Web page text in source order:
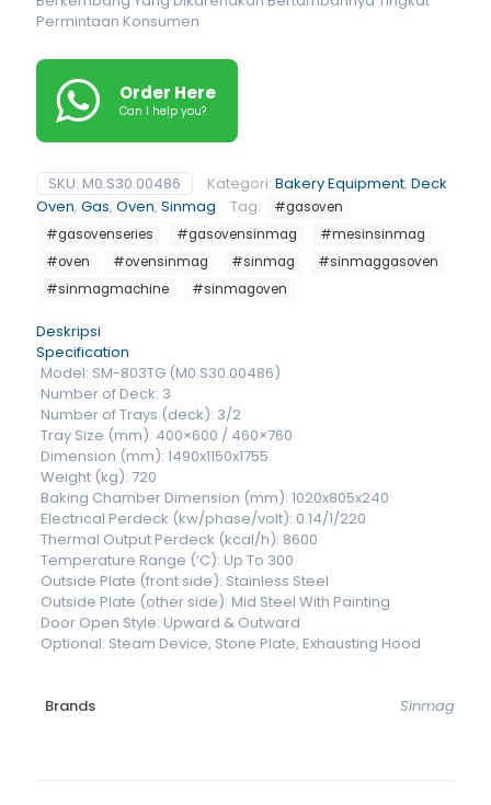
Permintaan Konsumen
Order Here
Can I help you?
SKU: M0.S30.00486 Kategori: Bakery Equipment, Deck
Oven, Gas, Oven, Sinmag Tag:
#gasoven
#gasovenseries
#gasovensinmag
#mesinsinmag
#oven
#ovensinmag #sinmag
#sinmaggasoven
#sinmagmachine
#sinmagoven
Deskripsi
Specification
Model: SM-803TG (M0.S30.00486)
Number of Deck: 3
Number of Trays (deck): 3/2
Tray Size (mm): 400×600 / 460×760
Dimension (mm): 1490x1150x1755
Weight (kg): 720
Baking Chamber Dimension (mm): 1020x805x240
Electrical Perdeck (kw/phase/volt): 0.14/1/220
Thermal Output Perdeck (kcal/h): 8600
Temperature Range (‘C): Up To 300
Outside Plate (front side): Stainless Steel
Outside Plate (other side): Mid Steel With Painting
Door Open Style: Upward & Outward
Optional: Steam Device, Stone Plate, Exhausting Hood
Brands Sinmag